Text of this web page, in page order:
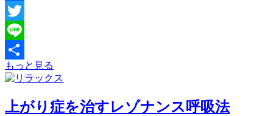
Facebook
Twitter
Line
共
もっと見る
上がり症を治すレゾナンス呼吸法